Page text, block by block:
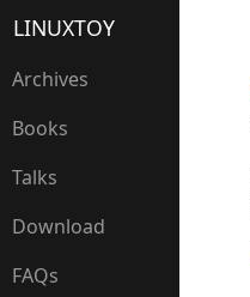
LINUXTOY
Archives
Books
Talks
Download
FAQs